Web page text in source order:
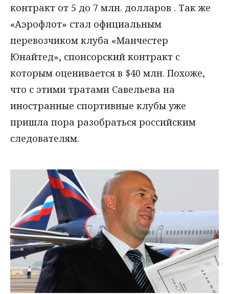
контракт от 5 до 7 млн. долларов . Так же
«Аэрофлот» стал официальным
перевозчиком клуба «Манчестер
Юнайтед», спонсорский контракт с
которым оценивается в $40 млн. Похоже,
что с этими тратами Савельева на
иностранные спортивные клубы уже
пришла пора разобраться российским
следователям.